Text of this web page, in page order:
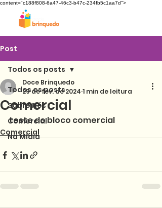
content="c188f808-6a47-46c3-b47c-234fb5c1aa7d">
Post
Todos os posts
Sobre Nós
Comercial
Na Mídia
Todos os posts
Comercial
Doce Brinquedo
29 de fev. de 2024 1 min de leitura
teste do bloco comercial
Comercial